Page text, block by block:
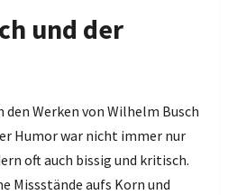
und der
Werken von Wilhelm Busch
Humor war nicht immer nur
oft auch bissig und kritisch.
Missstände aufs Korn und